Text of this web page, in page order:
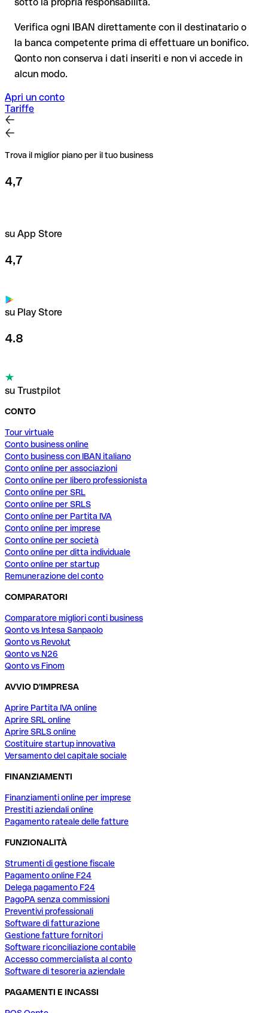
esclusivamente da Société Générale stessa o tramite un
Consiglio: verifica ogni IBAN prima di un bonifico con il nostro
per importi elevati o nuovi rapporti commerciali.
Verifica ogni IBAN direttamente con il destinatario o
la banca competente prima di effettuare un bonifico.
Qonto non conserva i dati inseriti e non vi accede in
alcun modo.
Apri un conto
Tariffe
Trova il miglior piano per il tuo business
4,7
su App Store
4,7
su Play Store
4.8
su Trustpilot
CONTO
Tour virtuale
Conto business online
Conto business con IBAN italiano
Conto online per associazioni
Conto online per libero professionista
Conto online per SRL
Conto online per SRLS
Conto online per Partita IVA
Conto online per imprese
Conto online per società
Conto online per ditta individuale
Conto online per startup
Remunerazione del conto
COMPARATORI
Comparatore migliori conti business
Qonto vs Intesa Sanpaolo
Qonto vs Revolut
Qonto vs N26
Qonto vs Finom
AVVIO D'IMPRESA
Aprire Partita IVA online
Aprire SRL online
Aprire SRLS online
Costituire startup innovativa
Versamento del capitale sociale
FINANZIAMENTI
Finanziamenti online per imprese
Prestiti aziendali online
Pagamento rateale delle fatture
FUNZIONALITÀ
Strumenti di gestione fiscale
Pagamento online F24
Delega pagamento F24
PagoPA senza commissioni
Preventivi professionali
Software di fatturazione
Gestione fatture fornitori
Software riconciliazione contabile
Accesso commercialista al conto
Software di tesoreria aziendale
PAGAMENTI E INCASSI